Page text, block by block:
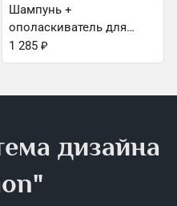
Шампунь +
ополаскиватель для
волос Banana (демо)
1 285 ₽
дизайна